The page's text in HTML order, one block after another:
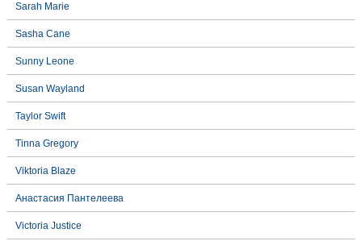
Sarah Marie
Sasha Cane
Sunny Leone
Susan Wayland
Taylor Swift
Tinna Gregory
Viktoria Blaze
Анастасия Пантелеева
Victoria Justice